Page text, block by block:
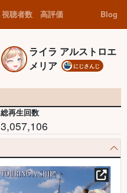
視聴者数 高評価 Blog
ライラ アルストロエ
メリア
にじさんじ
総再生回数
3,057,106